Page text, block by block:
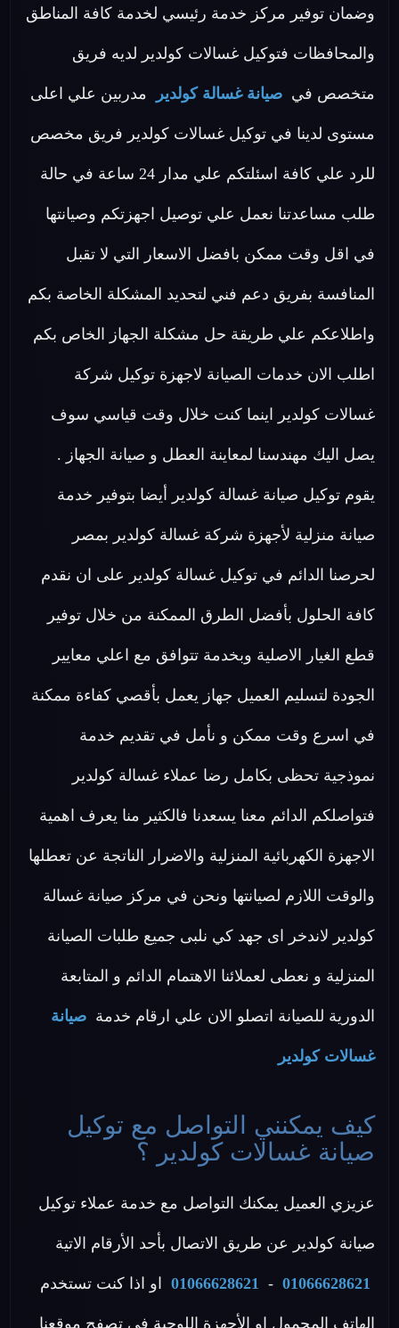
وضمان توفير مركز خدمة رئيسي لخدمة كافة المناطق
والمحافظات فتوكيل غسالات كولدير لديه فريق
متخصص في صيانة غسالة كولدير مدربين علي اعلى
مستوى لدينا في توكيل غسالات كولدير فريق مخصص
للرد علي كافة اسئلتكم علي مدار 24 ساعة في حالة
طلب مساعدتنا نعمل علي توصيل اجهزتكم وصيانتها
في اقل وقت ممكن بافضل الاسعار التي لا تقبل
المنافسة بفريق دعم فني لتحديد المشكلة الخاصة بكم
واطلاعكم علي طريقة حل مشكلة الجهاز الخاص بكم
اطلب الان خدمات الصيانة لاجهزة توكيل شركة
غسالات كولدير اينما كنت خلال وقت قياسي سوف
يصل اليك مهندسنا لمعاينة العطل و صيانة الجهاز .
يقوم توكيل صيانة غسالة كولدير أيضا بتوفير خدمة
صيانة منزلية لأجهزة شركة غسالة كولدير بمصر
لحرصنا الدائم في توكيل غسالة كولدير على ان نقدم
كافة الحلول بأفضل الطرق الممكنة من خلال توفير
قطع الغيار الاصلية وبخدمة تتوافق مع اعلي معايير
الجودة لتسليم العميل جهاز يعمل بأقصي كفاءة ممكنة
في اسرع وقت ممكن و نأمل في تقديم خدمة
نموذجية تحظى بكامل رضا عملاء غسالة كولدير
فتواصلكم الدائم معنا يسعدنا فالكثير منا يعرف اهمية
الاجهزة الكهربائية المنزلية والاضرار الناتجة عن تعطلها
والوقت اللازم لصيانتها ونحن في مركز صيانة غسالة
كولدير لاندخر اى جهد كي نلبى جميع طلبات الصيانة
المنزلية و نعطى لعملائنا الاهتمام الدائم و المتابعة
الدورية للصيانة اتصلو الان علي ارقام خدمة صيانة
غسالات كولدير
كيف يمكنني التواصل مع توكيل
صيانة غسالات كولدير ؟
عزيزي العميل يمكنك التواصل مع خدمة عملاء توكيل
صيانة كولدير عن طريق الاتصال بأحد الأرقام الاتية
01066628621
-
01066628621 او اذا كنت تستخدم
الهاتف المحمول او الأجهزة اللوحية في تصفح موقعنا